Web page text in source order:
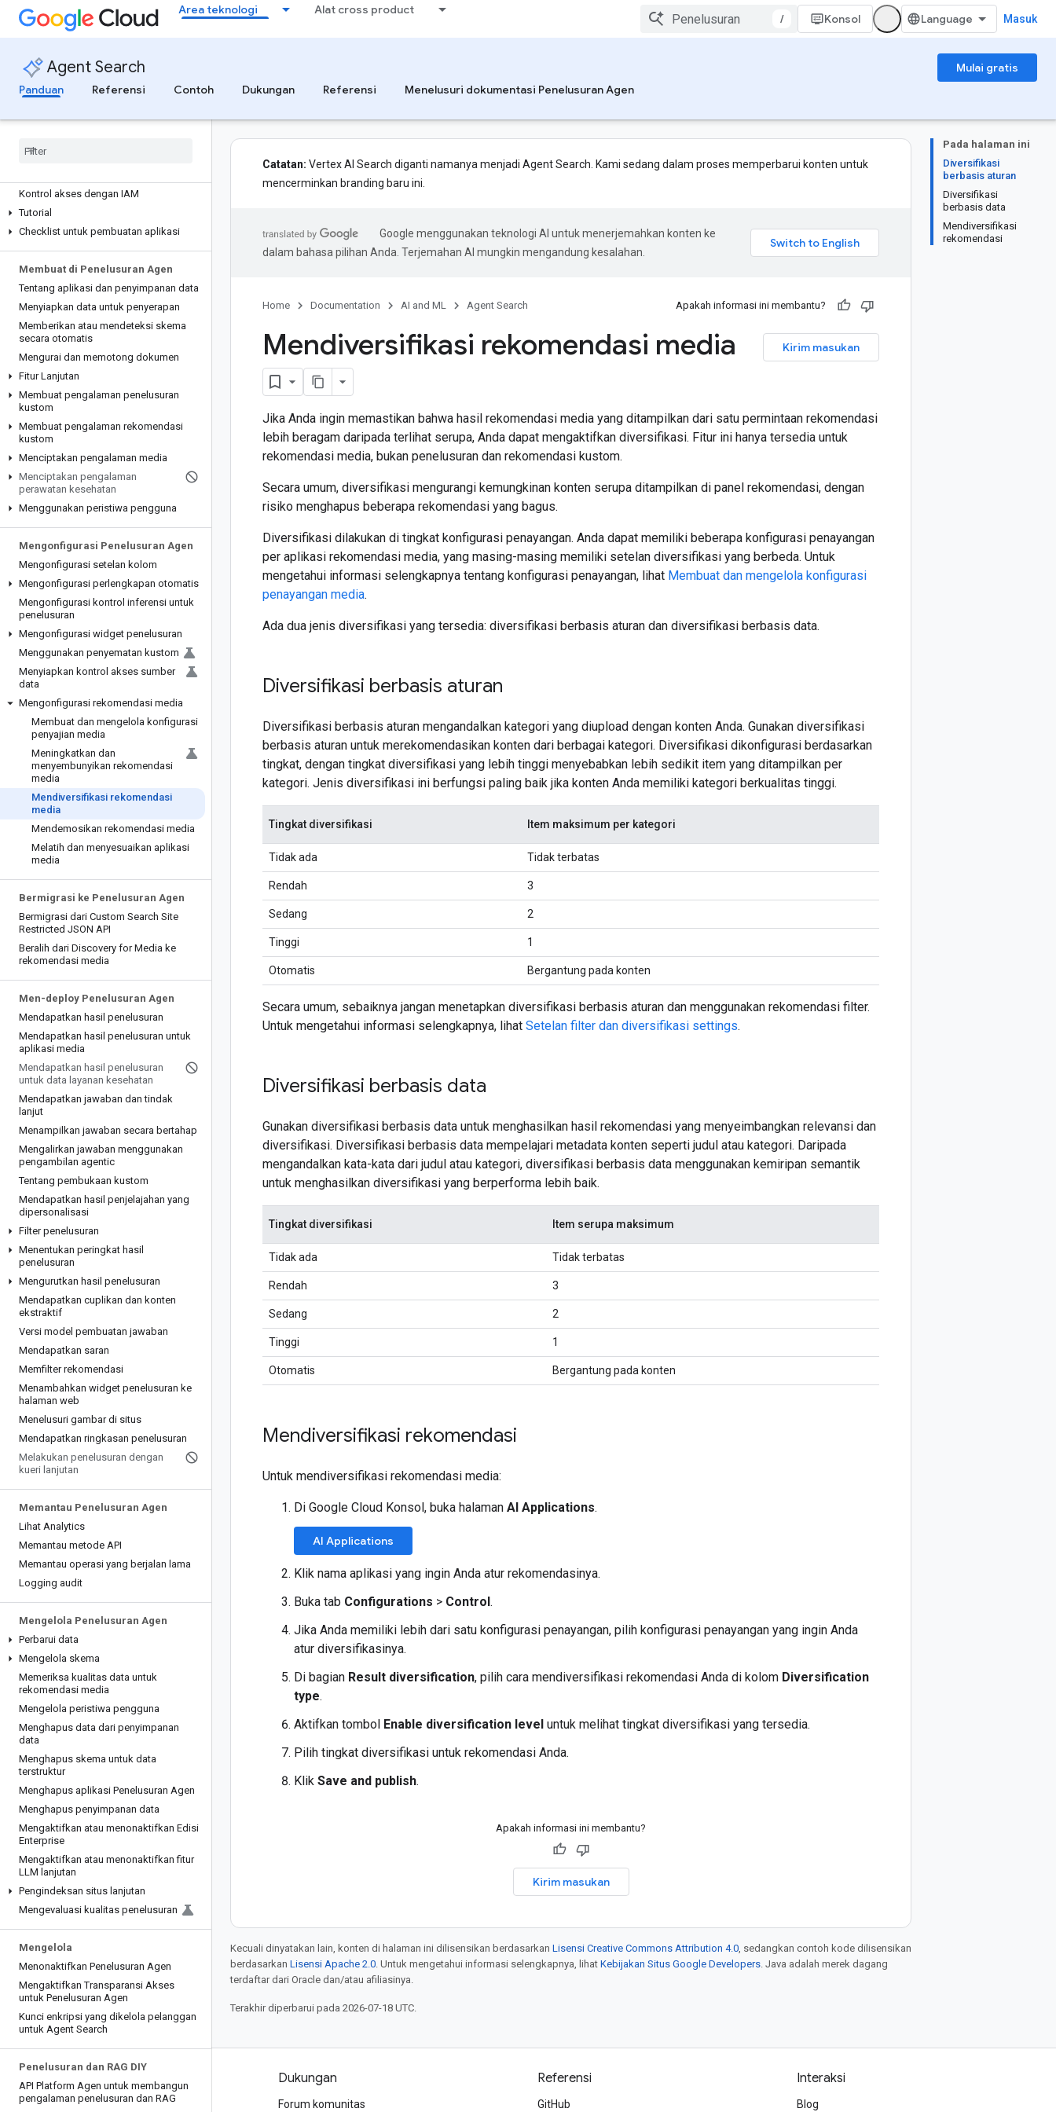
Area teknologi Alat cross product
/ Konsol Masuk
Agent Search
Mulai gratis
Panduan
Referensi Contoh Dukungan Referensi Menelusuri dokumentasi Penelusuran Agen
Ringkasan Penelusuran Agen
Pengantar penelusuran dan
rekomendasi media
Responsible AI
Agen
Kontrol akses dengan IAM
Tutorial
Checklist untuk pembuatan aplikasi
Membuat di Penelusuran Agen
Tentang aplikasi dan penyimpanan data
Menyiapkan data untuk penyerapan
Memberikan atau mendeteksi skema
secara otomatis
Mengurai dan memotong dokumen
Fitur Lanjutan
Membuat pengalaman penelusuran
kustom
Membuat pengalaman rekomendasi
kustom
Menciptakan pengalaman media
Menciptakan pengalaman
perawatan kesehatan
Menggunakan peristiwa pengguna
Mengonfigurasi Penelusuran Agen
Mengonfigurasi setelan kolom
Mengonfigurasi perlengkapan otomatis
Mengonfigurasi kontrol inferensi untuk
penelusuran
Mengonfigurasi widget penelusuran
Menggunakan penyematan kustom
Menyiapkan kontrol akses sumber
data
Mengonfigurasi rekomendasi media
Membuat dan mengelola konfigurasi
penyajian media
Meningkatkan dan
menyembunyikan rekomendasi
media
Mendiversifikasi rekomendasi
media
Mendemosikan rekomendasi media
Melatih dan menyesuaikan aplikasi
media
Bermigrasi ke Penelusuran Agen
Bermigrasi dari Custom Search Site
Restricted JSON API
Beralih dari Discovery for Media ke
rekomendasi media
Men-deploy Penelusuran Agen
Mendapatkan hasil penelusuran
Mendapatkan hasil penelusuran untuk
aplikasi media
Mendapatkan hasil penelusuran
untuk data layanan kesehatan
Mendapatkan jawaban dan tindak
lanjut
Menampilkan jawaban secara bertahap
Mengalirkan jawaban menggunakan
pengambilan agentic
Tentang pembukaan kustom
Mendapatkan hasil penjelajahan yang
dipersonalisasi
Filter penelusuran
Menentukan peringkat hasil
penelusuran
Mengurutkan hasil penelusuran
Mendapatkan cuplikan dan konten
ekstraktif
Versi model pembuatan jawaban
Mendapatkan saran
Memfilter rekomendasi
Menambahkan widget penelusuran ke
halaman web
Menelusuri gambar di situs
Mendapatkan ringkasan penelusuran
Melakukan penelusuran dengan
kueri lanjutan
Memantau Penelusuran Agen
Lihat Analytics
Memantau metode API
Memantau operasi yang berjalan lama
Logging audit
Mengelola Penelusuran Agen
Perbarui data
Mengelola skema
Memeriksa kualitas data untuk
rekomendasi media
Mengelola peristiwa pengguna
Menghapus data dari penyimpanan
data
Menghapus skema untuk data
terstruktur
Menghapus aplikasi Penelusuran Agen
Menghapus penyimpanan data
Mengaktifkan atau menonaktifkan Edisi
Enterprise
Mengaktifkan atau menonaktifkan fitur
LLM lanjutan
Pengindeksan situs lanjutan
Mengevaluasi kualitas penelusuran
Mengelola
Menonaktifkan Penelusuran Agen
Mengaktifkan Transparansi Akses
untuk Penelusuran Agen
Kunci enkripsi yang dikelola pelanggan
untuk Agent Search
Penelusuran dan RAG DIY
API Platform Agen untuk membangun
pengalaman penelusuran dan RAG
Pada halaman ini
Diversifikasi
berbasis aturan
Diversifikasi
berbasis data
Mendiversifikasi
rekomendasi
Catatan: Vertex AI Search diganti namanya menjadi Agent Search. Kami sedang dalam proses memperbarui konten untuk
mencerminkan branding baru ini.
Google menggunakan teknologi AI untuk menerjemahkan konten ke
dalam bahasa pilihan Anda. Terjemahan AI mungkin mengandung kesalahan.
Home Documentation AI and ML Agent Search Apakah informasi ini membantu?
Kirim masukan
Mendiversifikasi rekomendasi media
Jika Anda ingin memastikan bahwa hasil rekomendasi media yang ditampilkan dari satu permintaan rekomendasi
lebih beragam daripada terlihat serupa, Anda dapat mengaktifkan diversifikasi. Fitur ini hanya tersedia untuk
rekomendasi media, bukan penelusuran dan rekomendasi kustom.
Secara umum, diversifikasi mengurangi kemungkinan konten serupa ditampilkan di panel rekomendasi, dengan
risiko menghapus beberapa rekomendasi yang bagus.
Diversifikasi dilakukan di tingkat konfigurasi penayangan. Anda dapat memiliki beberapa konfigurasi penayangan
per aplikasi rekomendasi media, yang masing-masing memiliki setelan diversifikasi yang berbeda. Untuk
mengetahui informasi selengkapnya tentang konfigurasi penayangan, lihat Membuat dan mengelola konfigurasi
penayangan media.
Ada dua jenis diversifikasi yang tersedia: diversifikasi berbasis aturan dan diversifikasi berbasis data.
Diversifikasi berbasis aturan
Diversifikasi berbasis aturan mengandalkan kategori yang diupload dengan konten Anda. Gunakan diversifikasi
berbasis aturan untuk merekomendasikan konten dari berbagai kategori. Diversifikasi dikonfigurasi berdasarkan
tingkat, dengan tingkat diversifikasi yang lebih tinggi menyebabkan lebih sedikit item yang ditampilkan per
kategori. Jenis diversifikasi ini berfungsi paling baik jika konten Anda memiliki kategori berkualitas tinggi.
Tingkat diversifikasi Item maksimum per kategori
Tidak ada Tidak terbatas
Rendah 3
Sedang 2
Tinggi 1
Otomatis Bergantung pada konten
Secara umum, sebaiknya jangan menetapkan diversifikasi berbasis aturan dan menggunakan rekomendasi filter.
Untuk mengetahui informasi selengkapnya, lihat Setelan filter dan diversifikasi settings.
Diversifikasi berbasis data
Gunakan diversifikasi berbasis data untuk menghasilkan hasil rekomendasi yang menyeimbangkan relevansi dan
diversifikasi. Diversifikasi berbasis data mempelajari metadata konten seperti judul atau kategori. Daripada
mengandalkan kata-kata dari judul atau kategori, diversifikasi berbasis data menggunakan kemiripan semantik
untuk menghasilkan diversifikasi yang berperforma lebih baik.
Tingkat diversifikasi Item serupa maksimum
Tidak ada Tidak terbatas
Rendah 3
Sedang 2
Tinggi 1
Otomatis Bergantung pada konten
Mendiversifikasi rekomendasi
Untuk mendiversifikasi rekomendasi media:
Di Google Cloud Konsol, buka halaman AI Applications.
AI Applications
Klik nama aplikasi yang ingin Anda atur rekomendasinya.
Buka tab Configurations > Control.
Jika Anda memiliki lebih dari satu konfigurasi penayangan, pilih konfigurasi penayangan yang ingin Anda
atur diversifikasinya.
Di bagian Result diversification, pilih cara mendiversifikasi rekomendasi Anda di kolom Diversification
type.
Aktifkan tombol Enable diversification level untuk melihat tingkat diversifikasi yang tersedia.
Pilih tingkat diversifikasi untuk rekomendasi Anda.
Klik Save and publish.
Apakah informasi ini membantu?
Kirim masukan
Kecuali dinyatakan lain, konten di halaman ini dilisensikan berdasarkan Lisensi Creative Commons Attribution 4.0, sedangkan contoh kode dilisensikan
berdasarkan Lisensi Apache 2.0. Untuk mengetahui informasi selengkapnya, lihat Kebijakan Situs Google Developers. Java adalah merek dagang
terdaftar dari Oracle dan/atau afiliasinya.
Terakhir diperbarui pada 2026-07-18 UTC.
Produk dan harga
Lihat semua produk
Dukungan
Forum komunitas
Referensi
GitHub
Interaksi
Blog